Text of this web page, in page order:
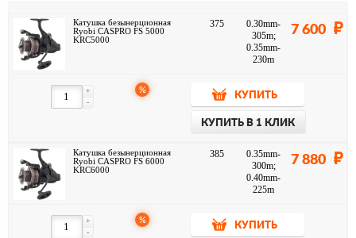
Катушка безынерционная
Ryobi CASPRO FS 5000
KRC5000
375
0.30mm-
305m;
0.35mm-
230m
7 600
-
+ %
КУПИТЬ
КУПИТЬ В 1 КЛИК
Катушка безынерционная
Ryobi CASPRO FS 6000
KRC6000
385
0.35mm-
300m;
0.40mm-
225m
7 880
-
+ %
КУПИТЬ